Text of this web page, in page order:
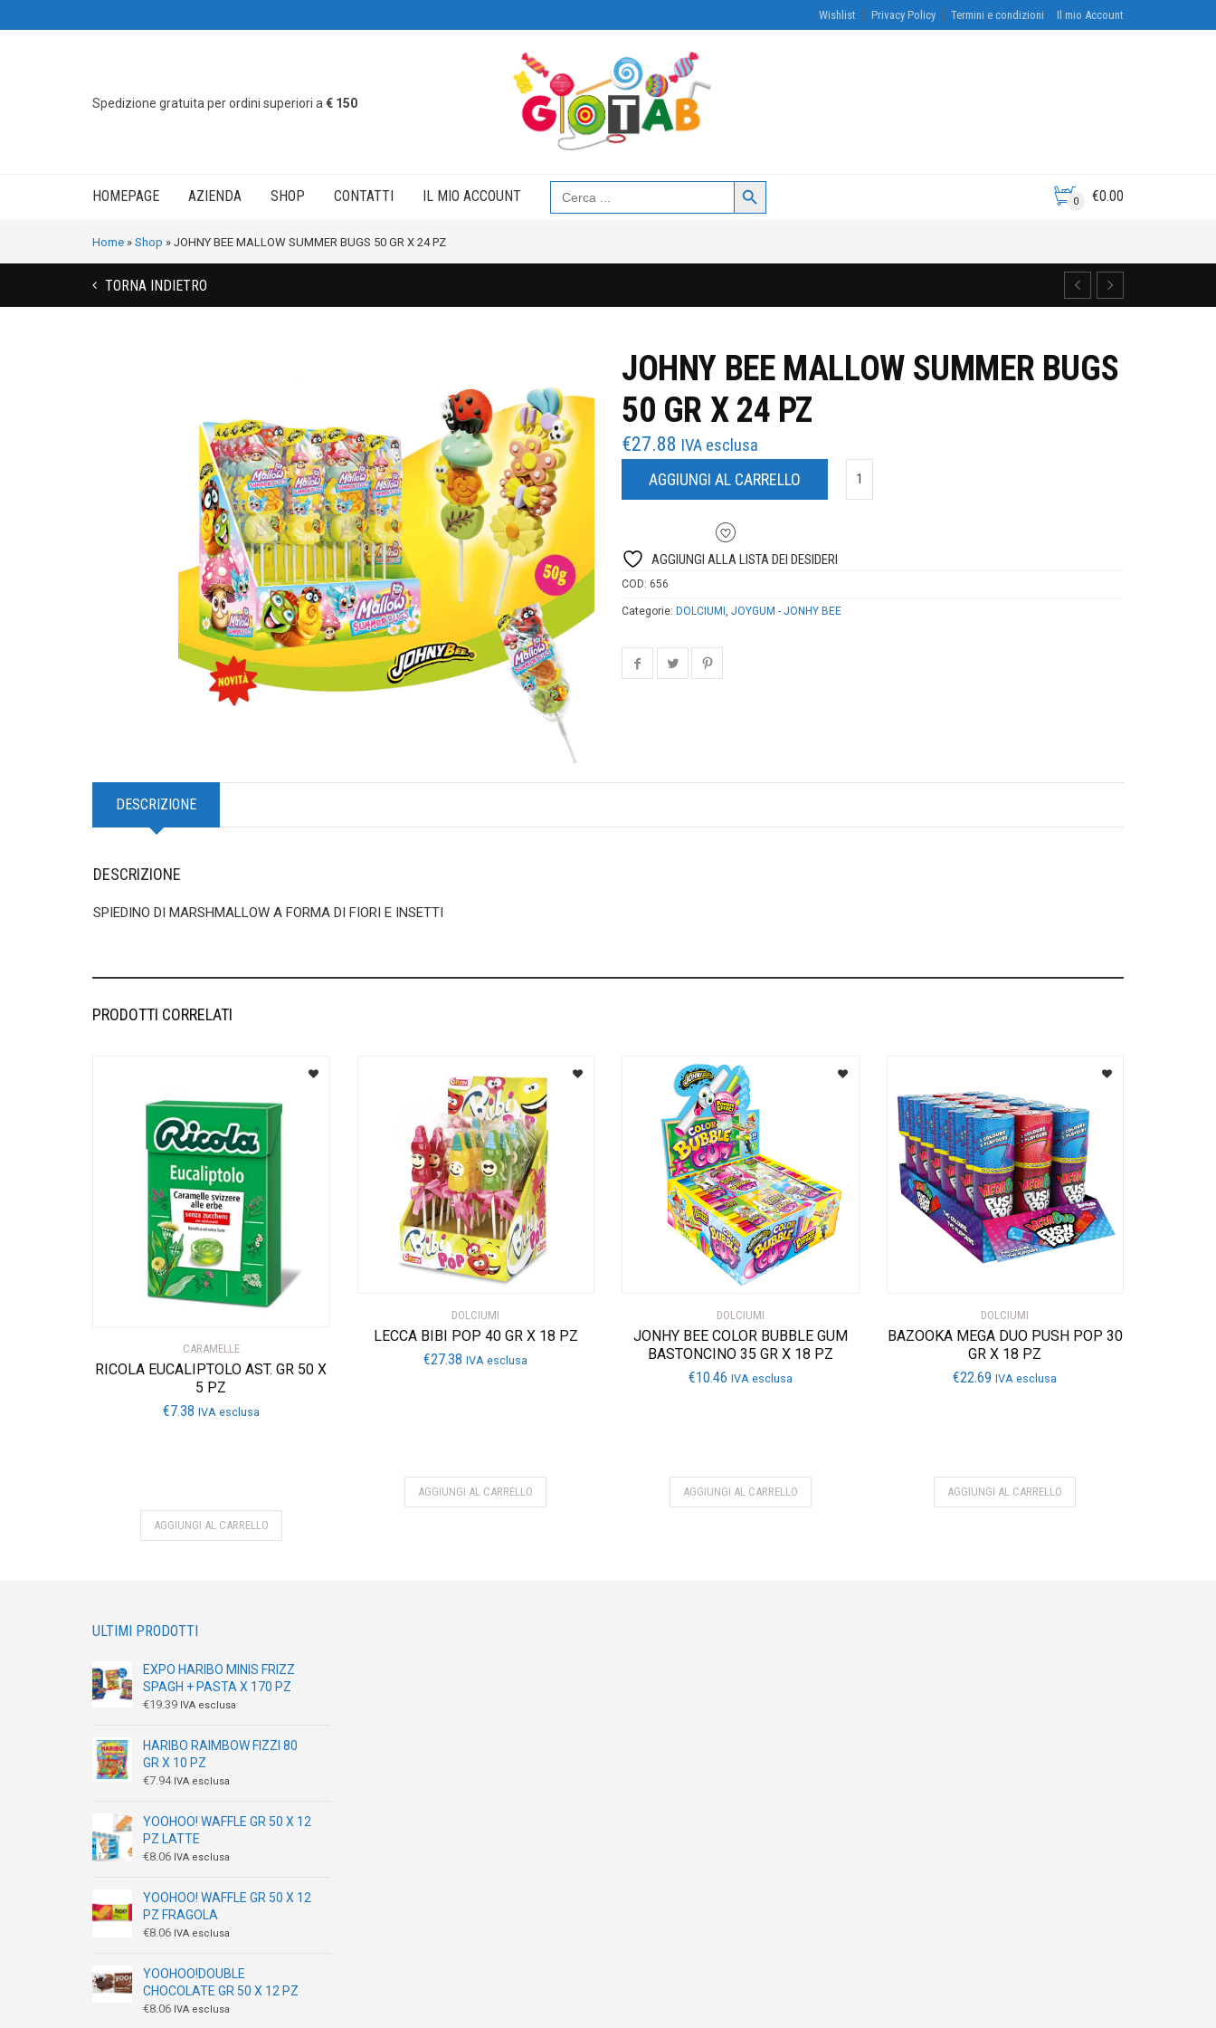
Wishlist Privacy Policy Termini e condizioni Il mio Account
Spedizione gratuita per ordini superiori a € 150
HOMEPAGE AZIENDA SHOP CONTATTI IL MIO ACCOUNT
Search
for:
Search Button
0 €0.00
Home » Shop » JOHNY BEE MALLOW SUMMER BUGS 50 GR X 24 PZ
TORNA INDIETRO
JOHNY BEE MALLOW SUMMER BUGS
50 GR X 24 PZ
€27.88 IVA esclusa
AGGIUNGI AL CARRELLO
AGGIUNGI ALLA LISTA DEI DESIDERI
COD: 656
Categorie: DOLCIUMI , JOYGUM - JONHY BEE
DESCRIZIONE
DESCRIZIONE
SPIEDINO DI MARSHMALLOW A FORMA DI FIORI E INSETTI
PRODOTTI CORRELATI
CARAMELLE
RICOLA EUCALIPTOLO AST. GR 50 X
5 PZ
€7.38 IVA esclusa
AGGIUNGI AL CARRELLO
DOLCIUMI
LECCA BIBI POP 40 GR X 18 PZ
€27.38 IVA esclusa
AGGIUNGI AL CARRELLO
DOLCIUMI
JONHY BEE COLOR BUBBLE GUM
BASTONCINO 35 GR X 18 PZ
€10.46 IVA esclusa
AGGIUNGI AL CARRELLO
DOLCIUMI
BAZOOKA MEGA DUO PUSH POP 30
GR X 18 PZ
€22.69 IVA esclusa
AGGIUNGI AL CARRELLO
ULTIMI PRODOTTI
EXPO HARIBO MINIS FRIZZ
SPAGH + PASTA X 170 PZ
€19.39 IVA esclusa
HARIBO RAIMBOW FIZZI 80
GR X 10 PZ
€7.94 IVA esclusa
YOOHOO! WAFFLE GR 50 X 12
PZ LATTE
€8.06 IVA esclusa
YOOHOO! WAFFLE GR 50 X 12
PZ FRAGOLA
€8.06 IVA esclusa
YOOHOO!DOUBLE
CHOCOLATE GR 50 X 12 PZ
€8.06 IVA esclusa